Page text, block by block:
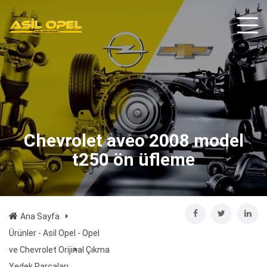
Chevrolet aveo 2008 model
t250 ön üfleme
Ana Sayfa
Ürünler - Asil Opel - Opel
ve Chevrolet Orijinal Çıkma